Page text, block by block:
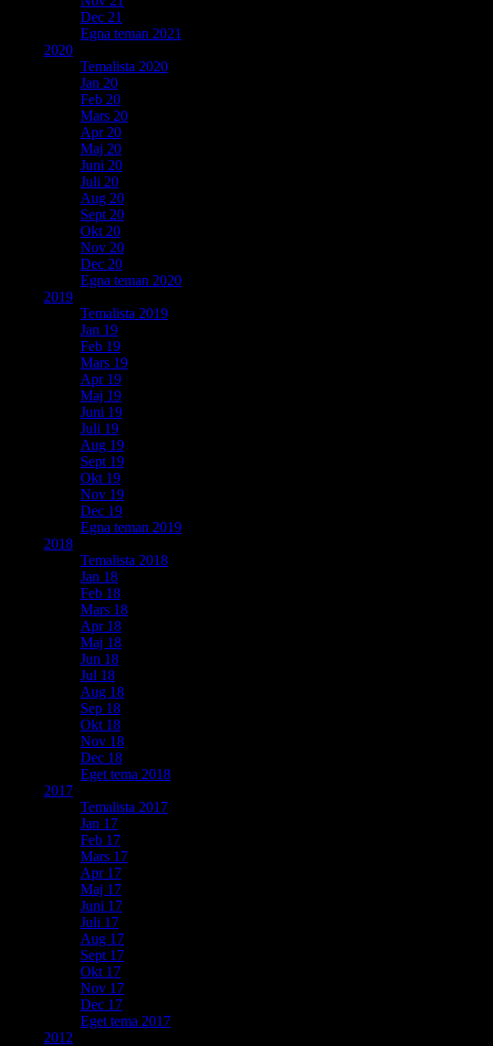
Dec 21
Egna teman 2021
2020
Temalista 2020
Jan 20
Feb 20
Mars 20
Apr 20
Maj 20
Juni 20
Juli 20
Aug 20
Sept 20
Okt 20
Nov 20
Dec 20
Egna teman 2020
2019
Temalista 2019
Jan 19
Feb 19
Mars 19
Apr 19
Maj 19
Juni 19
Juli 19
Aug 19
Sept 19
Okt 19
Nov 19
Dec 19
Egna teman 2019
2018
Temalista 2018
Jan 18
Feb 18
Mars 18
Apr 18
Maj 18
Jun 18
Jul 18
Aug 18
Sep 18
Okt 18
Nov 18
Dec 18
Eget tema 2018
2017
Temalista 2017
Jan 17
Feb 17
Mars 17
Apr 17
Maj 17
Juni 17
Juli 17
Aug 17
Sept 17
Okt 17
Nov 17
Dec 17
Eget tema 2017
2012